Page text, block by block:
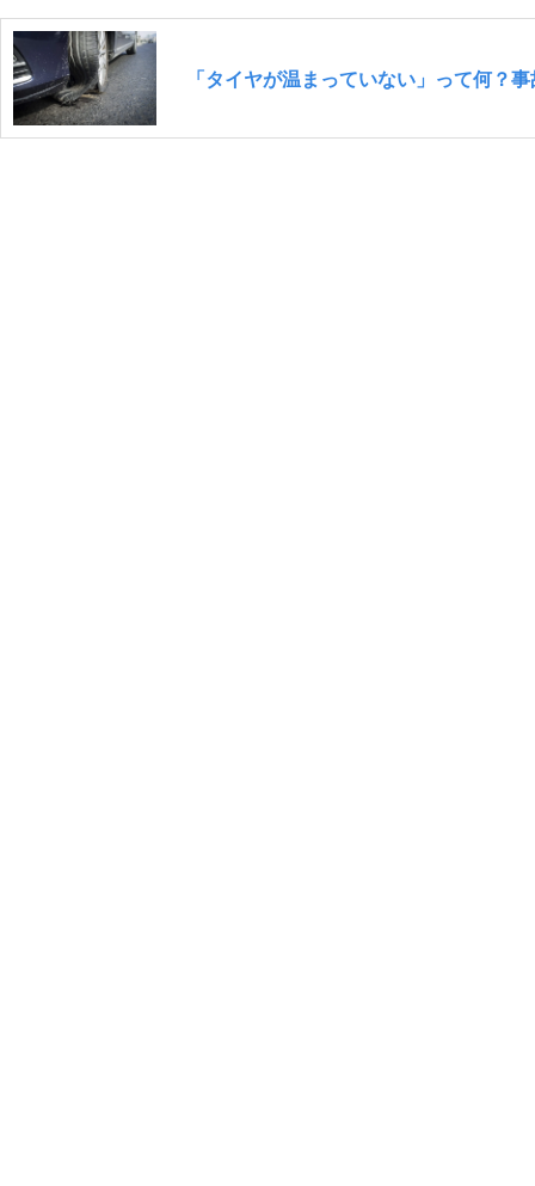
「タイヤが温まっていない」って何？